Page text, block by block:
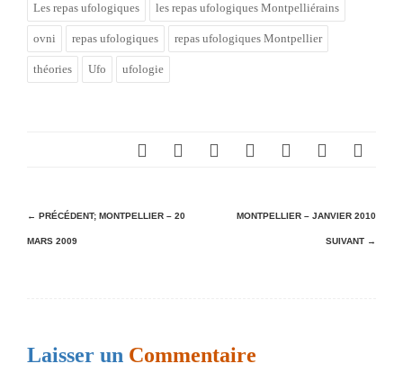
Les repas ufologiques les repas ufologiques Montpelliérains
ovni repas ufologiques repas ufologiques Montpellier
théories Ufo ufologie
N
a
a
← PRÉCÉDENT; MONTPELLIER – 20
MARS 2009
MONTPELLIER – JANVIER 2010
SUIVANT →
Laisser un Commentaire